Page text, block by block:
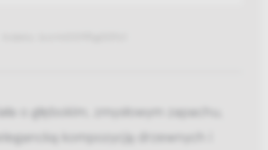
o głębokim, zmysłowym zapachu,
kompozycją drzewnych i